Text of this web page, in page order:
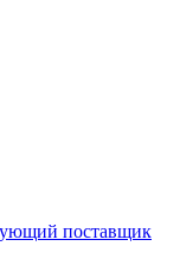
поставщик